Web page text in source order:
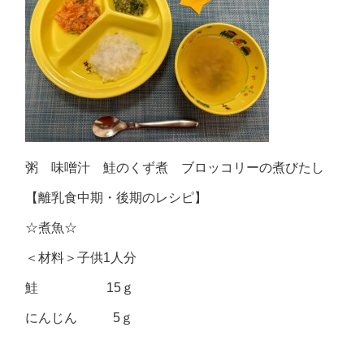
粥 味噌汁 鮭のくず煮 ブロッコリーの煮びたし
【離乳食中期・後期のレシピ】
☆煮魚☆
＜材料＞子供1人分
鮭 15ｇ
にんじん 5ｇ